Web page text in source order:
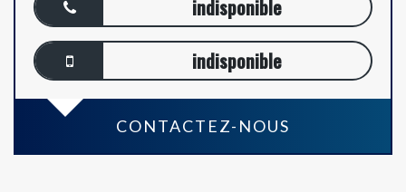
indisponible
indisponible
CONTACTEZ-NOUS